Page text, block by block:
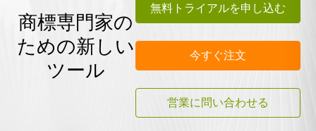
商標専門家の
ための新しい
ツール
無料トライアルを申し込む
今すぐ注文
営業に問い合わせる